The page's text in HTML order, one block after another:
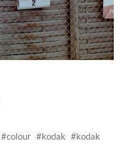
colour kodak
kodak